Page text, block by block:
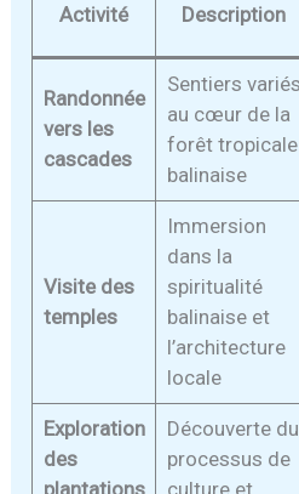
Activité Description
Randonnée
vers les
cascades
Sentiers variés
au cœur de la
forêt tropicale
balinaise
Visite des
temples
Immersion
dans la
spiritualité
balinaise et
l’architecture
locale
Exploration
des
plantations
Découverte du
processus de
culture et